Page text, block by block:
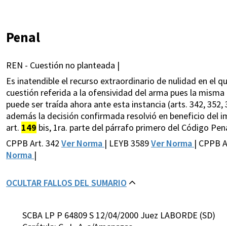
Penal
REN - Cuestión no planteada |
Es inatendible el recurso extraordinario de nulidad en el
cuestión referida a la ofensividad del arma pues la
puede ser traída ahora ante esta instancia (arts. 342, 352,
además la decisión confirmada resolvió en beneficio del
art. 149 bis, 1ra. parte del párrafo primero del Código
CPPB Art. 342 Ver Norma | LEYB 3589Ver Norma | CPPB
Norma |
OCULTAR FALLOS DEL SUMARIO
SCBA LP P 64809 S 12/04/2000 Juez LABORDE (SD)